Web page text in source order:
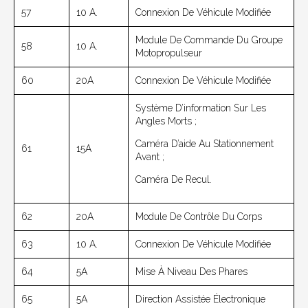
57 10 A. Connexion De Véhicule Modifiée
58 10 A.
Module De Commande Du Groupe
Motopropulseur
60 20A Connexion De Véhicule Modifiée
61 15A
Système D’information Sur Les
Angles Morts ;
Caméra D’aide Au Stationnement
Avant ;
Caméra De Recul.
62 20A Module De Contrôle Du Corps
63 10 A. Connexion De Véhicule Modifiée
64 5A Mise À Niveau Des Phares
65 5A Direction Assistée Électronique